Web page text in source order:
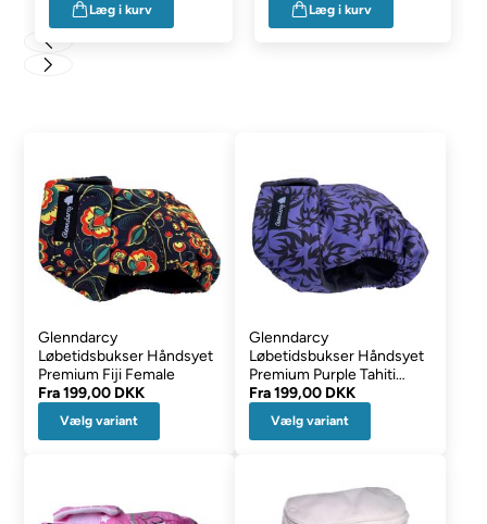
Læg i kurv Læg i kurv
Glenndarcy
Løbetidsbukser Håndsyet
Premium Fiji Female
Fra199,00 DKK
Vælg variant
Glenndarcy
Løbetidsbukser Håndsyet
Premium Purple Tahiti
Female
Fra199,00 DKK
Vælg variant